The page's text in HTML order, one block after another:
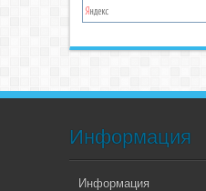
Информация
Информация